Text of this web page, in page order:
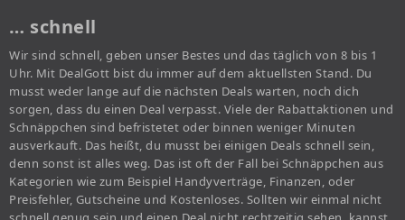
… schnell
Wir sind schnell, geben unser Bestes und das täglich von 8 bis 1
Uhr. Mit DealGott bist du immer auf dem aktuellsten Stand. Du
musst weder lange auf die nächsten Deals warten, noch dich
sorgen, dass du einen Deal verpasst. Viele der Rabattaktionen und
Schnäppchen sind befristetet oder binnen weniger Minuten
ausverkauft. Das heißt, du musst bei einigen Deals schnell sein,
denn sonst ist alles weg. Das ist oft der Fall bei Schnäppchen aus
Kategorien wie zum Beispiel Handyverträge, Finanzen, oder
Preisfehler, Gutscheine und Kostenloses. Sollten wir einmal nicht